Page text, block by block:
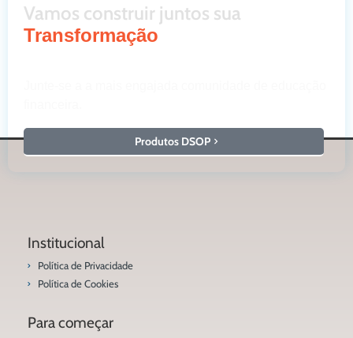
Vamos construir juntos sua
Transformação
Produtos DSOP
Institucional
Política de Privacidade
Política de Cookies
Para começar